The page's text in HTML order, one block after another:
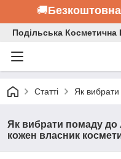
🚚
Подільська Косметична
Статті Як
Як вибрати помаду до
кожен власник